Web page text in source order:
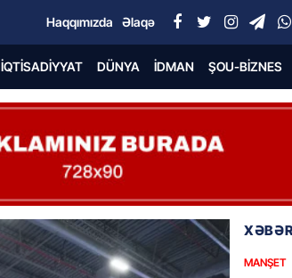
Haqqımızda Əlaqə
İQTISADIYYAT DÜNYA İDMAN ŞOU-BIZNES
MANŞET